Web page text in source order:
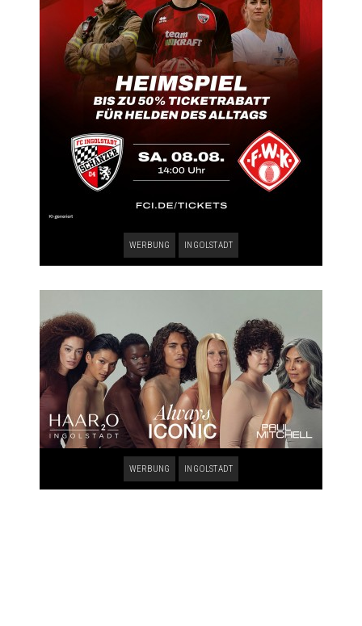
WERBUNG INGOLSTADT
WERBUNG INGOLSTADT